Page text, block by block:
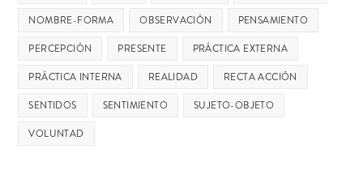
NOMBRE-FORMA
OBSERVACIÓN
PENSAMIENTO
PERCEPCIÓN
PRESENTE
PRÁCTICA EXTERNA
PRÁCTICA INTERNA
REALIDAD
RECTA ACCIÓN
SENTIDOS
SENTIMIENTO
SUJETO-OBJETO
VOLUNTAD